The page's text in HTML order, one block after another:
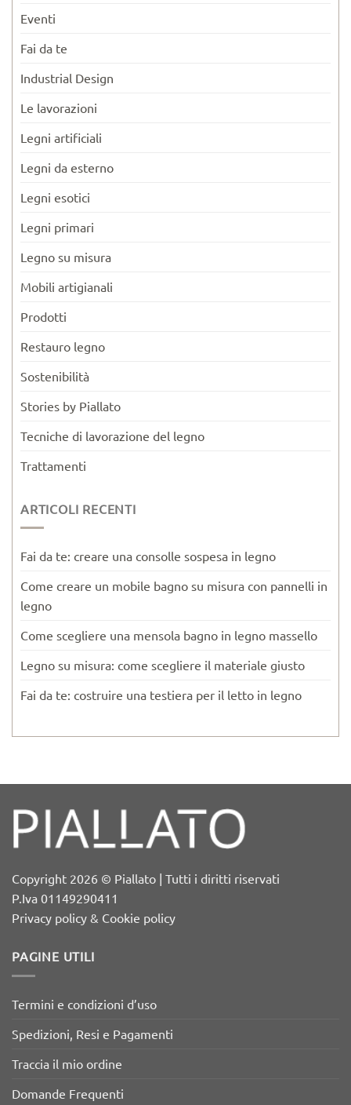
Eventi
Fai da te
Industrial Design
Le lavorazioni
Legni artificiali
Legni da esterno
Legni esotici
Legni primari
Legno su misura
Mobili artigianali
Prodotti
Restauro legno
Sostenibilità
Stories by Piallato
Tecniche di lavorazione del legno
Trattamenti
ARTICOLI RECENTI
Fai da te: creare una consolle sospesa in legno
Come creare un mobile bagno su misura con pannelli in
legno
Come scegliere una mensola bagno in legno massello
Legno su misura: come scegliere il materiale giusto
Fai da te: costruire una testiera per il letto in legno
Copyright 2026 © Piallato | Tutti i diritti riservati
P.Iva 01149290411
Privacy policy & Cookie policy
PAGINE UTILI
Termini e condizioni d’uso
Spedizioni, Resi e Pagamenti
Traccia il mio ordine
Domande Frequenti